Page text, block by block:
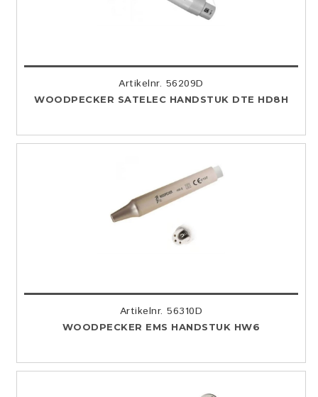
Artikelnr. 56209D
WOODPECKER SATELEC HANDSTUK DTE HD8H
Artikelnr. 56310D
WOODPECKER EMS HANDSTUK HW6